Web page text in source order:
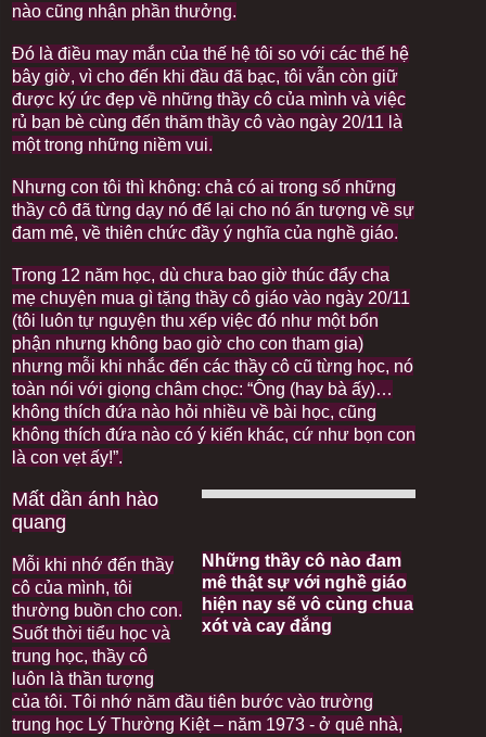
nào cũng nhận phần thưởng.
Đó là điều may mắn của thế hệ tôi so với các thế hệ
bây giờ, vì cho đến khi đầu đã bạc, tôi vẫn còn giữ
được ký ức đẹp về những thầy cô của mình và việc
rủ bạn bè cùng đến thăm thầy cô vào ngày 20/11 là
một trong những niềm vui.
Nhưng con tôi thì không: chả có ai trong số những
thầy cô đã từng dạy nó để lại cho nó ấn tượng về sự
đam mê, về thiên chức đầy ý nghĩa của nghề giáo.
Trong 12 năm học, dù chưa bao giờ thúc đẩy cha
mẹ chuyện mua gì tặng thầy cô giáo vào ngày 20/11
(tôi luôn tự nguyện thu xếp việc đó như một bổn
phận nhưng không bao giờ cho con tham gia)
nhưng mỗi khi nhắc đến các thầy cô cũ từng học, nó
toàn nói với giọng châm chọc: “Ông (hay bà ấy)…
không thích đứa nào hỏi nhiều về bài học, cũng
không thích đứa nào có ý kiến khác, cứ như bọn con
là con vẹt ấy!”.
Những thầy cô nào đam
mê thật sự với nghề giáo
hiện nay sẽ vô cùng chua
xót và cay đắng
Mất dần ánh hào
quang
Mỗi khi nhớ đến thầy
cô của mình, tôi
thường buồn cho con.
Suốt thời tiểu học và
trung học, thầy cô
luôn là thần tượng
của tôi. Tôi nhớ năm đầu tiên bước vào trường
trung học Lý Thường Kiệt – năm 1973 - ở quê nhà,